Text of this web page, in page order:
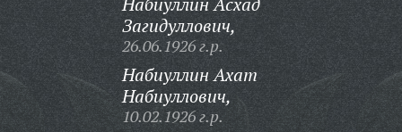
Загидуллович,
26.06.1926 г.р.
Набиуллин Ахат
Набиуллович,
10.02.1926 г.р.